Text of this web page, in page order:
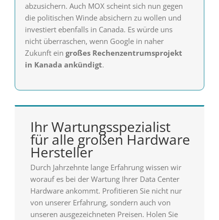
abzusichern. Auch MOX scheint sich nun gegen
die politischen Winde absichern zu wollen und
investiert ebenfalls in Canada. Es würde uns
nicht überraschen, wenn Google in naher
Zukunft ein großes Rechenzentrumsprojekt
in Kanada ankündigt.
Ihr Wartungsspezialist
für alle großen Hardware
Hersteller
Durch Jahrzehnte lange Erfahrung wissen wir
worauf es bei der Wartung Ihrer Data Center
Hardware ankommt. Profitieren Sie nicht nur
von unserer Erfahrung, sondern auch von
unseren ausgezeichneten Preisen. Holen Sie